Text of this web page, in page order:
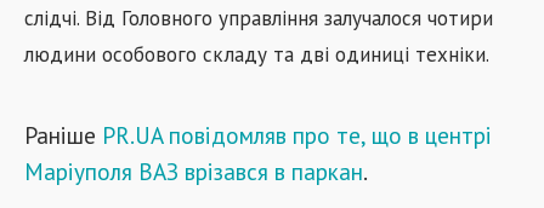
слідчі. Від Головного управління залучалося чотири
людини особового складу та дві одиниці техніки.
Раніше PR.UA повідомляв про те, що в центрі
Маріуполя ВАЗ врізався в паркан.